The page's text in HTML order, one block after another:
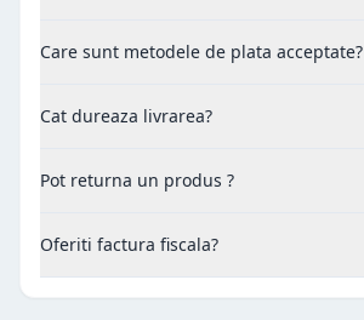
Care sunt metodele de plata acceptate?
Cat dureaza livrarea?
Pot returna un produs ?
Oferiti factura fiscala?